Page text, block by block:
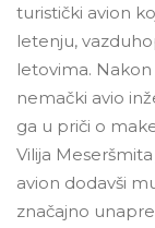
turistički avion
letenju,
letovima.
nemački avio
ga u priči o
Vilija
avion dodavši
značajno